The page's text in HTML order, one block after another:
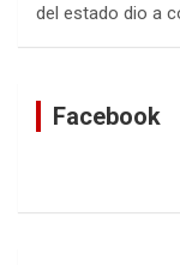
del estado dio a
Facebook